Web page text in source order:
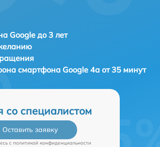
Google до 3 лет
смартфона Google 4a от 35 минут
со специалистом
Оставить заявку
c политикой конфиденциальности